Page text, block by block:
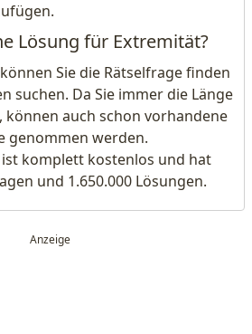
Lösung für Extremität?
Sie die Rätselfrage finden
suchen. Da Sie immer die Länge
können auch schon vorhandene
genommen werden.
komplett kostenlos und hat
und 1.650.000 Lösungen.